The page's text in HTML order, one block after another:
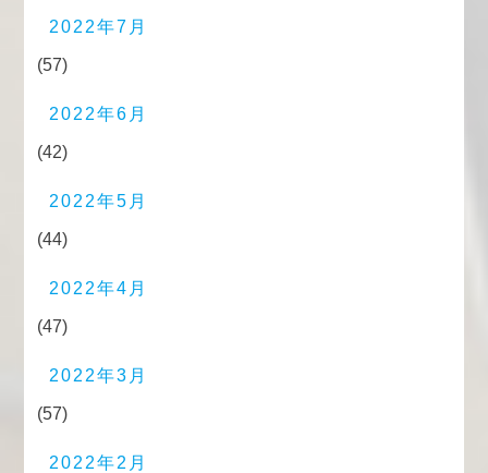
2022年7月
(57)
2022年6月
(42)
2022年5月
(44)
2022年4月
(47)
2022年3月
(57)
2022年2月